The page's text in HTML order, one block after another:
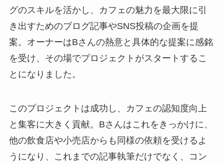
グのスキルを活かし、カフェの魅力を最大限に引
き出すためのブログ記事やSNS投稿の企画を提
案。オーナーはBさんの熱意と具体的な提案に感銘
を受け、その場でプロジェクトがスタートするこ
とになりました。
このプロジェクトは成功し、カフェの認知度向上
と集客に大きく貢献。Bさんはこれをきっかけに、
他の飲食店や小売店からも同様の依頼を受けるよ
うになり、これまでの記事執筆だけでなく、コン